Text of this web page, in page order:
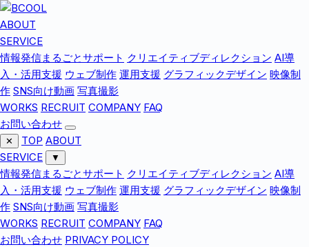
ABOUT
SERVICE
情報発信まるごとサポート クリエイティブディレクション AI導
入・活用支援 ウェブ制作 運用支援 グラフィックデザイン 映像制
作 SNS向け動画 写真撮影
WORKS RECRUIT COMPANY FAQ
お問い合わせ
✕ TOP ABOUT
SERVICE
▼
情報発信まるごとサポート クリエイティブディレクション AI導
入・活用支援 ウェブ制作 運用支援 グラフィックデザイン 映像制
作 SNS向け動画 写真撮影
WORKS RECRUIT COMPANY FAQ
お問い合わせ PRIVACY POLICY